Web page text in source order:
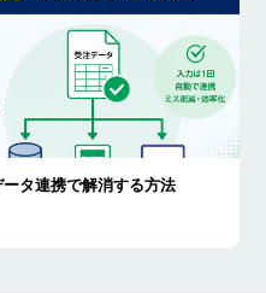
タ連携で解消する方法